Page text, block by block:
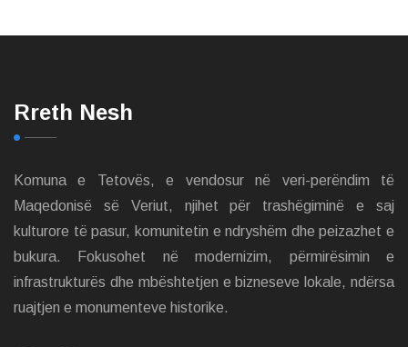
Rreth Nesh
Komuna e Tetovës, e vendosur në veri-perëndim të
Maqedonisë së Veriut, njihet për trashëgiminë e saj
kulturore të pasur, komunitetin e ndryshëm dhe peizazhet e
bukura. Fokusohet në modernizim, përmirësimin e
infrastrukturës dhe mbështetjen e bizneseve lokale, ndërsa
ruajtjen e monumenteve historike.